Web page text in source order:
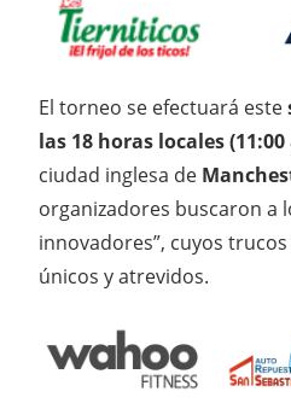
El torneo se efectuará este
las 18 horas locales
ciudad inglesa de
organizadores buscaron a
innovadores”, cuyos
únicos y atrevidos.